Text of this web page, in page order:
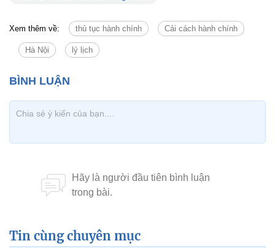
Xem thêm về: thủ tục hành chính Cải cách hành chính
Hà Nội lý lịch
Tin cùng chuyên mục